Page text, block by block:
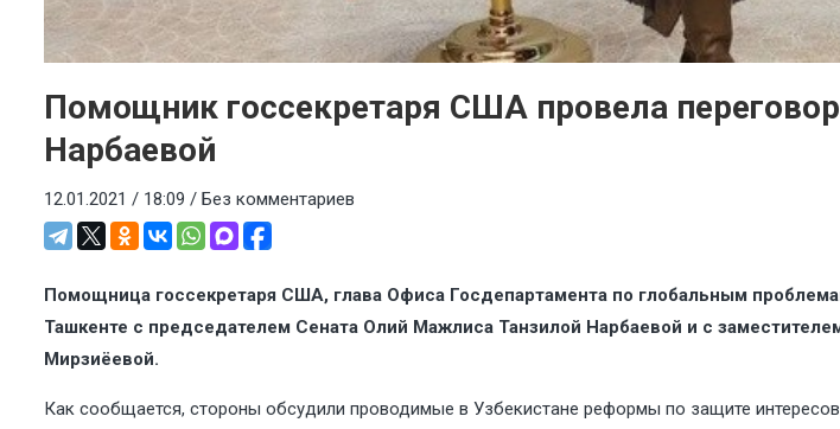
Помощник госсекретаря США провела
Нарбаевой
12.01.2021 / 18:09 / Без комментариев
Помощница госсекретаря США, глава Офиса Госдепартамента по глобальным
Ташкенте с председателем Сената Олий Мажлиса Танзилой Нарбаевой и с
Мирзиёевой.
Как сообщается, стороны обсудили проводимые в Узбекистане реформы по защите